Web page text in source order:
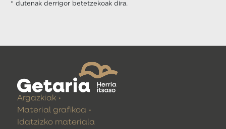
* dutenak derrigor betetzekoak dira.
Argazkiak
Material grafikoa
Idatzizko materiala